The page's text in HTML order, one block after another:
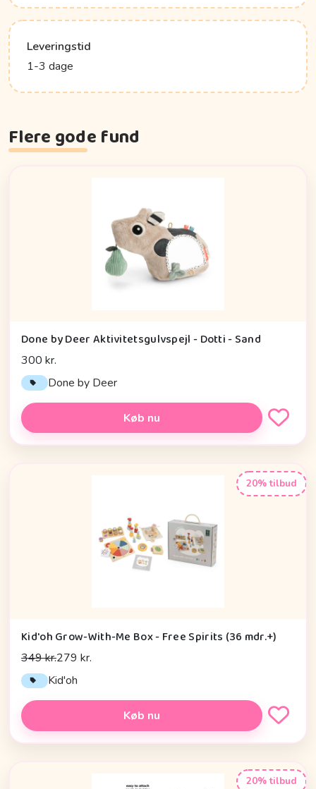
Leveringstid
1-3 dage
Flere gode fund
Done by Deer Aktivitetsgulvspejl - Dotti - Sand
300 kr.
Done by Deer
Køb nu
20% tilbud
Kid'oh Grow-With-Me Box - Free Spirits (36 mdr.+)
349 kr.279 kr.
Kid'oh
Køb nu
20% tilbud